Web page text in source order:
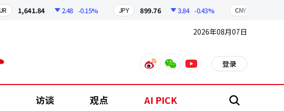
1,641.84 2.48 -0.15% JPY 899.76 3.84 -0.43% CNY 210.96
2026年08月07日
weiboweixinyoutube 登录
访谈 观点 AI PICK 搜